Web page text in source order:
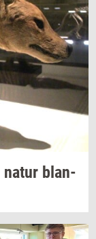
natur blan­